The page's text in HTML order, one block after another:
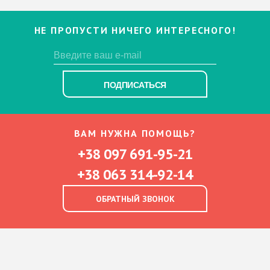
НЕ ПРОПУСТИ НИЧЕГО ИНТЕРЕСНОГО!
ПОДПИСАТЬСЯ
ВАМ НУЖНА ПОМОЩЬ?
+38 097 691-95-21
+38 063 314-92-14
ОБРАТНЫЙ ЗВОНОК